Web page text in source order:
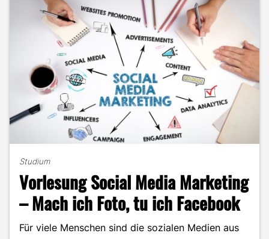
lohnt"
Studium
Vorlesung Social Media Marketing
– Mach ich Foto, tu ich Facebook
Für viele Menschen sind die sozialen Medien aus